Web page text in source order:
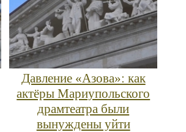
Давление «Азова»: как
актёры Мариупольского
драмтеатра были
вынуждены уйти